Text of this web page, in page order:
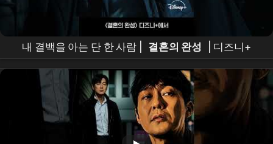
내 결백을 아는 단 한 사람 | 결혼의 완성 | 디즈니+